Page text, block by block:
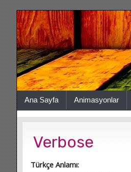
Ana Sayfa Animasyonlar
Verbose
Türkçe Anlamı: